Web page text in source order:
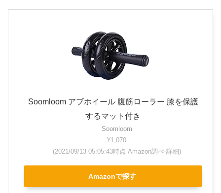
Soomloom アブホイール 腹筋ローラー 膝を保護
するマット付き
Soomloom
¥1,070
(2021/09/13 05:05:43時点 Amazon調べ-詳細)
Amazonで探す